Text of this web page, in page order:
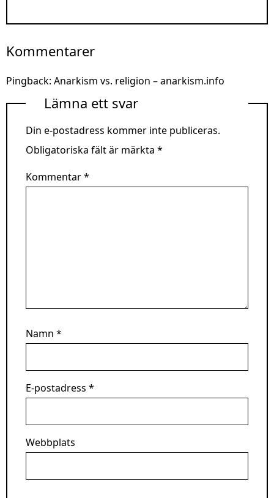
Kommentarer
Pingback: Anarkism vs. religion – anarkism.info
Lämna ett svar
Din e-postadress kommer inte publiceras.
Obligatoriska fält är märkta *
Kommentar*
Namn *
E-postadress *
Webbplats